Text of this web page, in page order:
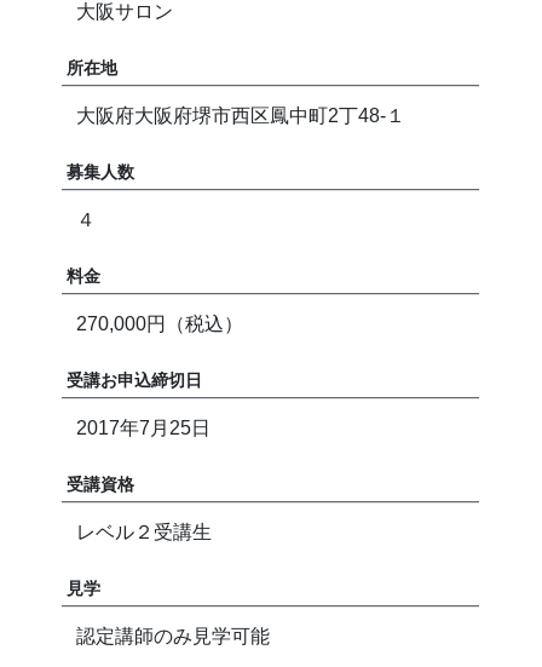
大阪サロン
所在地
大阪府大阪府堺市西区鳳中町2丁48-１
募集人数
４
料金
270,000円（税込）
受講お申込締切日
2017年7月25日
受講資格
レベル２受講生
見学
認定講師のみ見学可能